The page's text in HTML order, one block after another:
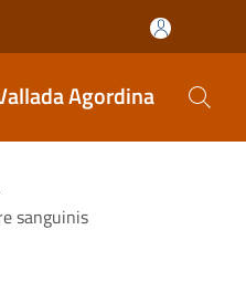
Agordina
sanguinis